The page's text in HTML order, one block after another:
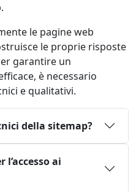
le pagine web
le proprie risposte
garantire un
è necessario
e qualitativi.
della sitemap?
ai